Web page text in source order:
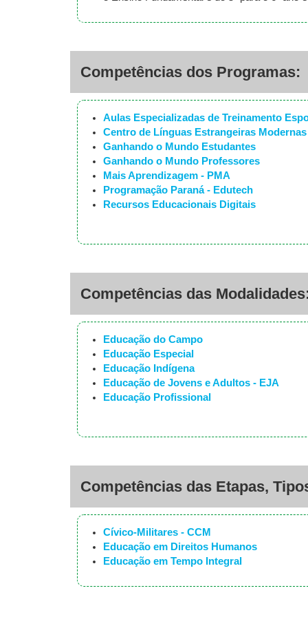
Competências dos Programas:
Aulas Especializadas de Treinamento
Centro de Línguas Estrangeiras Modernas
Ganhando o Mundo Estudantes
Ganhando o Mundo Professores
Mais Aprendizagem - PMA
Programação Paraná - Edutech
Recursos Educacionais Digitais
Competências das
Educação do Campo
Educação Especial
Educação Indígena
Educação de Jovens e Adultos - EJA
Educação Profissional
Competências das Etapas,
Cívico-Militares - CCM
Educação em Direitos Humanos
Educação em Tempo Integral